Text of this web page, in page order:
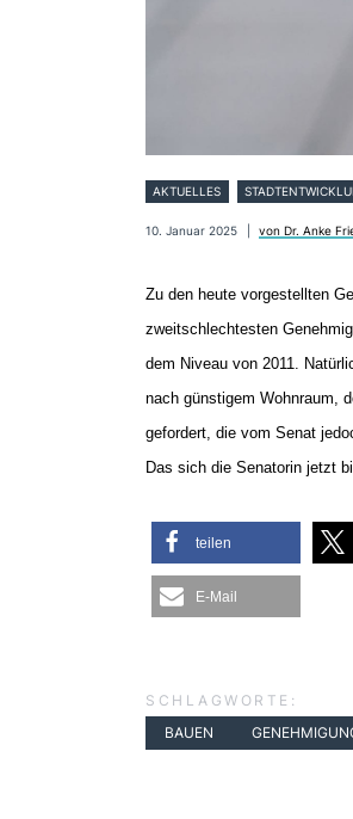
AKTUELLES
10. Januar 2025 von Dr. Anke
Zu den heute vorgestellten
zweitschlechtesten
dem Niveau von 2011.
nach günstigem Wohnraum,
gefordert, die vom Senat
Das sich die Senatorin jetzt
teilen
E-Mail
SCHLAGWORTE:
BAUEN